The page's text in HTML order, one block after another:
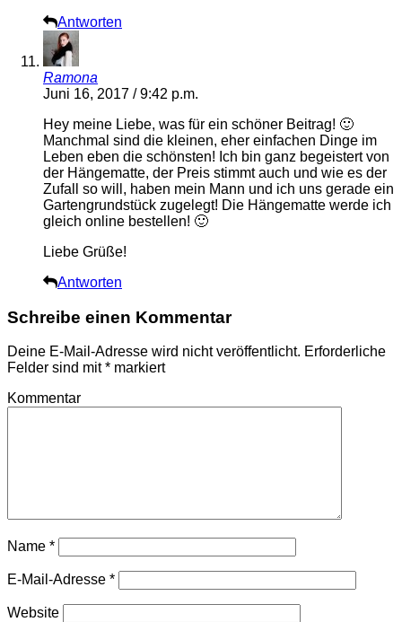
Antworten
Ramona
Juni 16, 2017 / 9:42 p.m.
Hey meine Liebe, was für ein schöner Beitrag! 🙂
Manchmal sind die kleinen, eher einfachen Dinge im
Leben eben die schönsten! Ich bin ganz begeistert von
der Hängematte, der Preis stimmt auch und wie es der
Zufall so will, haben mein Mann und ich uns gerade ein
Gartengrundstück zugelegt! Die Hängematte werde ich
gleich online bestellen! 🙂
Liebe Grüße!
Antworten
Schreibe einen Kommentar
Deine E-Mail-Adresse wird nicht veröffentlicht. Erforderliche
Felder sind mit* markiert
Kommentar
Name *
E-Mail-Adresse *
Website